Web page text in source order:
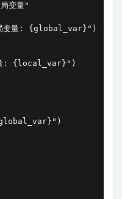
变量"
变量: {global_var}")
: {local_var}")